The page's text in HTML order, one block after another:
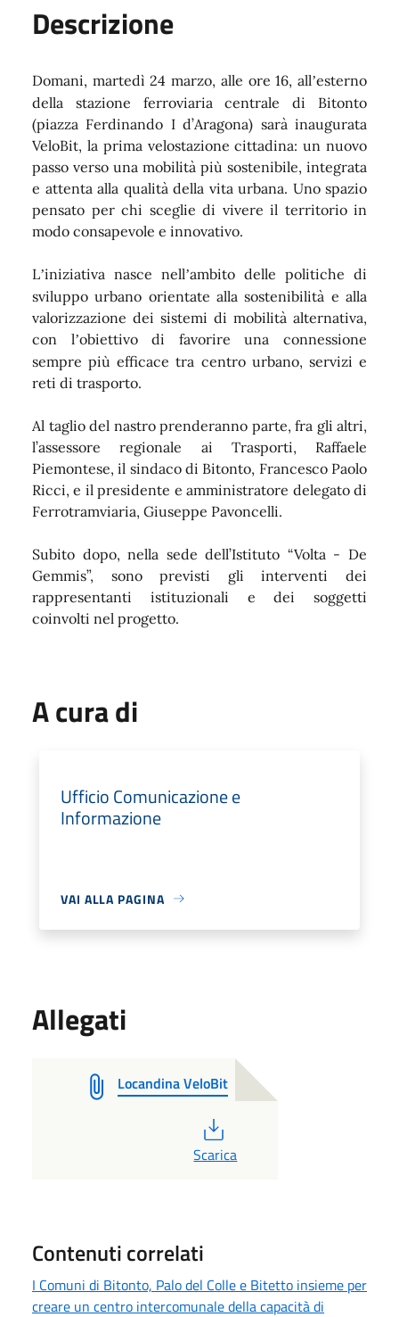
Descrizione
Domani, martedì 24 marzo, alle ore 16, all’esterno
della stazione ferroviaria centrale di Bitonto
(piazza Ferdinando I d’Aragona) sarà inaugurata
VeloBit, la prima velostazione cittadina: un nuovo
passo verso una mobilità più sostenibile, integrata
e attenta alla qualità della vita urbana. Uno spazio
pensato per chi sceglie di vivere il territorio in
modo consapevole e innovativo.
L’iniziativa nasce nell’ambito delle politiche di
sviluppo urbano orientate alla sostenibilità e alla
valorizzazione dei sistemi di mobilità alternativa,
con l’obiettivo di favorire una connessione
sempre più efficace tra centro urbano, servizi e
reti di trasporto.
Al taglio del nastro prenderanno parte, fra gli altri,
l’assessore regionale ai Trasporti, Raffaele
Piemontese, il sindaco di Bitonto, Francesco Paolo
Ricci, e il presidente e amministratore delegato di
Ferrotramviaria, Giuseppe Pavoncelli.
Subito dopo, nella sede dell’Istituto “Volta - De
Gemmis”, sono previsti gli interventi dei
rappresentanti istituzionali e dei soggetti
coinvolti nel progetto.
A cura di
Ufficio Comunicazione e
Informazione
VAI ALLA PAGINA
Allegati
Locandina VeloBit
Scarica
Contenuti correlati
I Comuni di Bitonto, Palo del Colle e Bitetto insieme per
creare un centro intercomunale della capacità di